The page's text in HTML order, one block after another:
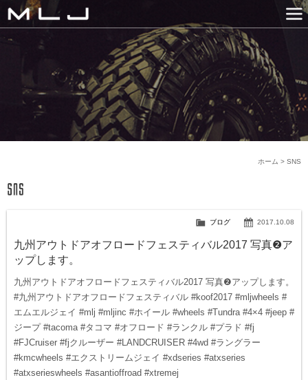
MLJ / Lexani(レクサーニ
GALLERY
SNS
NEWS
COMPANY
HISTORY
CONTACT US
LINK
SNS
ホーム >
2017.10.08
ブログ
九州アウトドアオフロードフェスティバル2017 写真❷ア
ップします。
九州アウトドアオフロードフェスティバル2017 写真❷アップします。
#九州アウトドアオフロードフェスティバル #koof2017 #mljwheels #
エムエルジェイ #mlj #mljinc #ホイール #wheels #Tundra #4×4 #jeep #
ジープ #tacoma #タコマ #オフロード #ランクル #プラド #fj
#FJCruiser #fjクルーザー #LANDCRUISER #4wd #ラングラー
#kmcwheels #エクストリームジェイ #xdseries #atxseries
#atxserieswheels #asantioffroad #xtremej